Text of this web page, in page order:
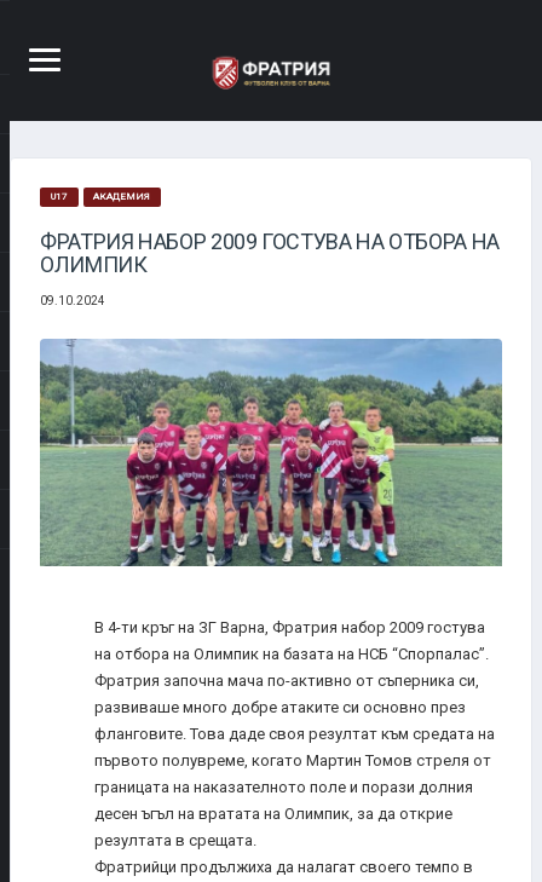
U17 АКАДЕМИЯ
ФРАТРИЯ НАБОР 2009 ГОСТУВА НА ОТБОРА НА
ОЛИМПИК
09.10.2024
В 4-ти кръг на ЗГ Варна, Фратрия набор 2009 гостува
на отбора на Олимпик на базата на НСБ “Спорпалас”.
Фратрия започна мача по-активно от съперника си,
развиваше много добре атаките си основно през
фланговите. Това даде своя резултат към средата на
първото полувреме, когато Мартин Томов стреля от
границата на наказателното поле и порази долния
десен ъгъл на вратата на Олимпик, за да открие
резултата в срещата.
Фратрийци продължиха да налагат своего темпо в